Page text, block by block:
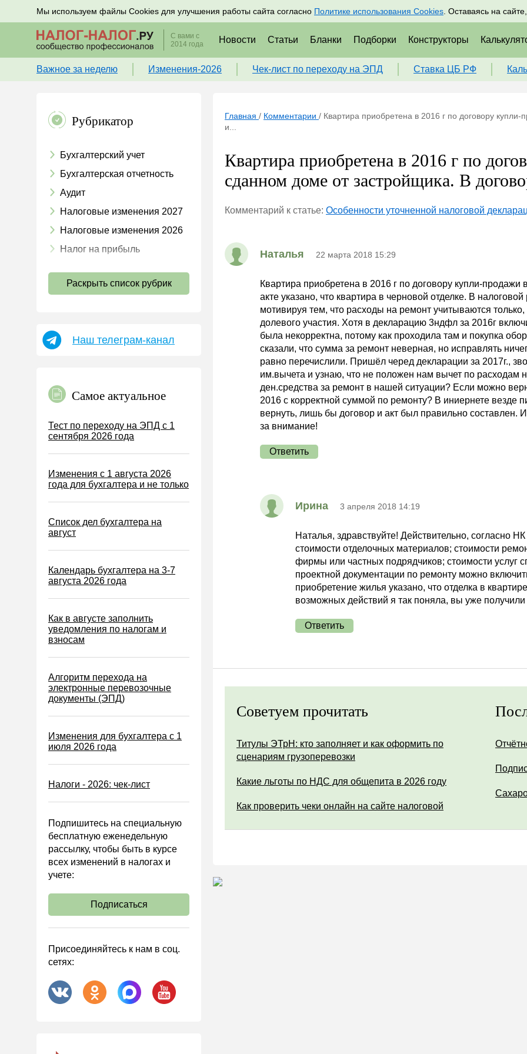
Мы используем файлы Cookies для улучшения работы сайта согласно Политике использования Cookies . Оставаясь на
Подписывайтесь на новости по налогам, учету и кадрам Подписаться
С вами с
2014 года
Новости Статьи Бланки Подборки Конструкторы
Важное за неделю Изменения-2026 Чек-лист по переходу на ЭПД Ставка ЦБ РФ
Рубрикатор
Бухгалтерский учет
Бухгалтерская отчетность
Аудит
Налоговые изменения 2027
Налоговые изменения 2026
Налог на прибыль
Страховые взносы 2026
УСН
Земельный налог
Налог на рекламу
Торговый сбор
Туристический налог
Водный налог
Экологический налог
Налог на игорный бизнес
Акцизы
Возврат и зачет налогов
Налоговые проверки
Статистика
Самозанятые
Банк
Онлайн-кассы ККТ ККМ
деятельности (АХД)
Охрана труда и аттестация
Охрана труда
Валютные операции
Налоговая система РФ
Налоговое планирование
Договоры
АО
Раскрыть список рубрик
Наш телеграм-канал
Самое актуальное
Тест по переходу на ЭПД с 1
сентября 2026 года
Изменения с 1 августа 2026
года для бухгалтера и не только
Список дел бухгалтера на
август
Календарь бухгалтера на 3-7
августа 2026 года
Как в августе заполнить
уведомления по налогам и
взносам
Алгоритм перехода на
электронные перевозочные
документы (ЭПД)
Изменения для бухгалтера с 1
июля 2026 года
Налоги - 2026: чек-лист
Подпишитесь на специальную
бесплатную еженедельную
рассылку, чтобы быть в курсе
всех изменений в налогах и
учете:
Подписаться
Присоединяйтесь к нам в соц.
сетях:
Главная / Комментарии / Квартира приобретена в 2016 г по договору
и...
Квартира приобретена в 2016 г по
сданном доме от застройщика. В
Комментарий к статье: Особенности уточненной налоговой
Наталья 22 марта 2018 15:29
Квартира приобретена в 2016 г по договору купли-
акте указано, что квартира в черновой отделке. В
мотивируя тем, что расходы на ремонт учитываются
долевого участия. Хотя в декларацию 3ндфл за 2016г
была некорректна, потому как проходила там и покупка
сказали, что сумма за ремонт неверная, но исправлять
равно перечислили. Пришёл черед декларации за 2017г.,
им.вычета и узнаю, что не положен нам вычет по расходам
ден.средства за ремонт в нашей ситуации? Если можно
2016 с корректной суммой по ремонту? В иниернете везде
вернуть, лишь бы договор и акт был правильно составлен.
за внимание!
Ответить
Ирина 3 апреля 2018 14:19
Наталья, здравствуйте! Действительно, согласно
стоимости отделочных материалов; стоимости
фирмы или частных подрядчиков; стоимости услуг
проектной документации по ремонту можно
приобретение жилья указано, что отделка в
возможных действий я так поняла, вы уже
Ответить
Советуем прочитать
Титулы ЭТрН: кто заполняет и как оформить по
сценариям грузоперевозки
Какие льготы по НДС для общепита в 2026 году
Как проверить чеки онлайн на сайте налоговой